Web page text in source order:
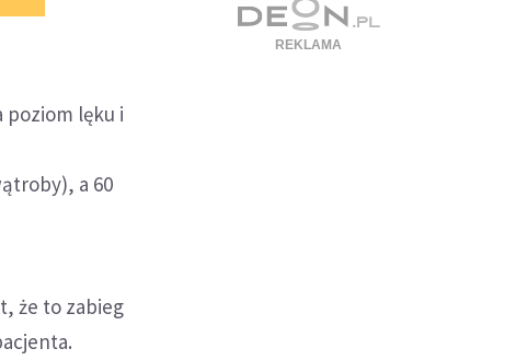
poziom lęku i
a 60
że to zabieg